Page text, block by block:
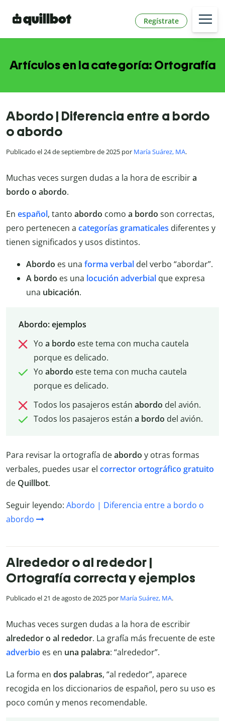
Regístrate
Artículos en la categoría: Ortografía
Abordo | Diferencia entre a bordo
o abordo
Publicado el 24 de septiembre de 2025 por María Suárez, MA.
Muchas veces surgen dudas a la hora de escribira
bordo o abordo.
En español, tanto abordo como a bordo son correctas,
pero pertenecen a categorías gramaticales diferentes y
tienen significados y usos distintos.
Abordo es una forma verbal del verbo “abordar”.
A bordo es una locución adverbial que expresa
una ubicación.
Abordo: ejemplos
Yo a bordo este tema con mucha cautela
porque es delicado.
Yo abordo este tema con mucha cautela
porque es delicado.
Todos los pasajeros están abordo del avión.
Todos los pasajeros están a bordo del avión.
Para revisar la ortografía deabordo y otras formas
verbales, puedes usar el correctorortográfico gratuito
de Quillbot.
Seguir leyendo: Abordo | Diferencia entre a bordo o
abordo
Alrededor o al rededor |
Ortografía correcta y ejemplos
Publicado el 21 de agosto de 2025 por María Suárez, MA.
Muchas veces surgen dudas a la hora de escribir
alrededor o al rededor. La grafía más frecuente de este
adverbio es en una palabra: “alrededor”.
La forma en dos palabras, “al rededor”, aparece
recogida en los diccionarios de español, pero su uso es
poco común y menos recomendable.